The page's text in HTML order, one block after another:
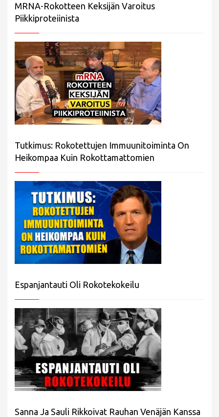
MRNA-Rokotteen Keksijän Varoitus
Piikkiproteiinista
Tutkimus: Rokotettujen Immuunitoiminta On
Heikompaa Kuin Rokottamattomien
Espanjantauti Oli Rokotekokeilu
Sanna Ja Sauli Rikkoivat Rauhan Venäjän Kanssa